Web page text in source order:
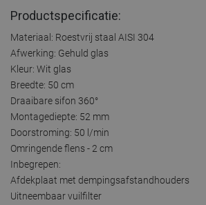
Productspecificatie:
Materiaal: Roestvrij staal AISI 304
Afwerking: Gehuld glas
Kleur: Wit glas
Breedte: 50 cm
Draaibare sifon 360°
Montagediepte: 52 mm
Doorstroming: 50 l/min
Omringende flens - 2 cm
Inbegrepen:
Afdekplaat met dempingsafstandhouders
Uitneembaar vuilfilter